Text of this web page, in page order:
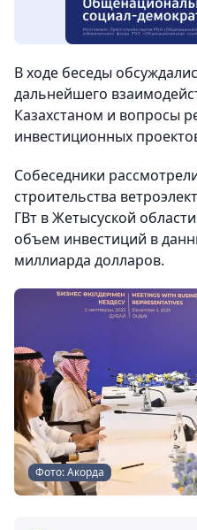
В ходе беседы
дальнейшего
Казахстаном и вопросы
инвестиционных
Собеседники
строительства
ГВт в Жетысуской
объем инвестиций в
миллиарда долларов.
Фото: Акорда